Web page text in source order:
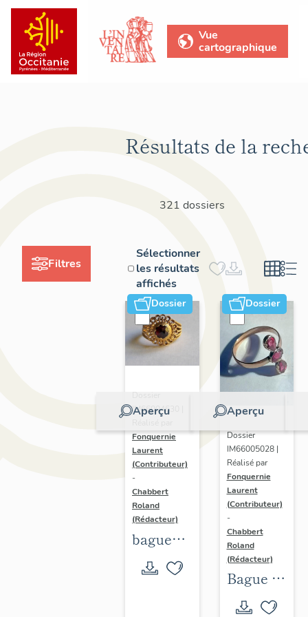
Vue
cartographique
Filtres
Résultats de la
321 dossiers
Sélectionner
les résultats
affichés
Dossier
Aperçu
Dossier
IM66004630 |
Fonquernie
Laurent
(Contributeur)
-
Chabbert
Roland
(Rédacteur)
bague
filigrane
et grenat
Dossier
Aperçu
Dossier
IM66005028 |
Réalisé par
Fonquernie
Laurent
(Contributeur)
-
Chabbert
Roland
(Rédacteur)
Bague à
trois